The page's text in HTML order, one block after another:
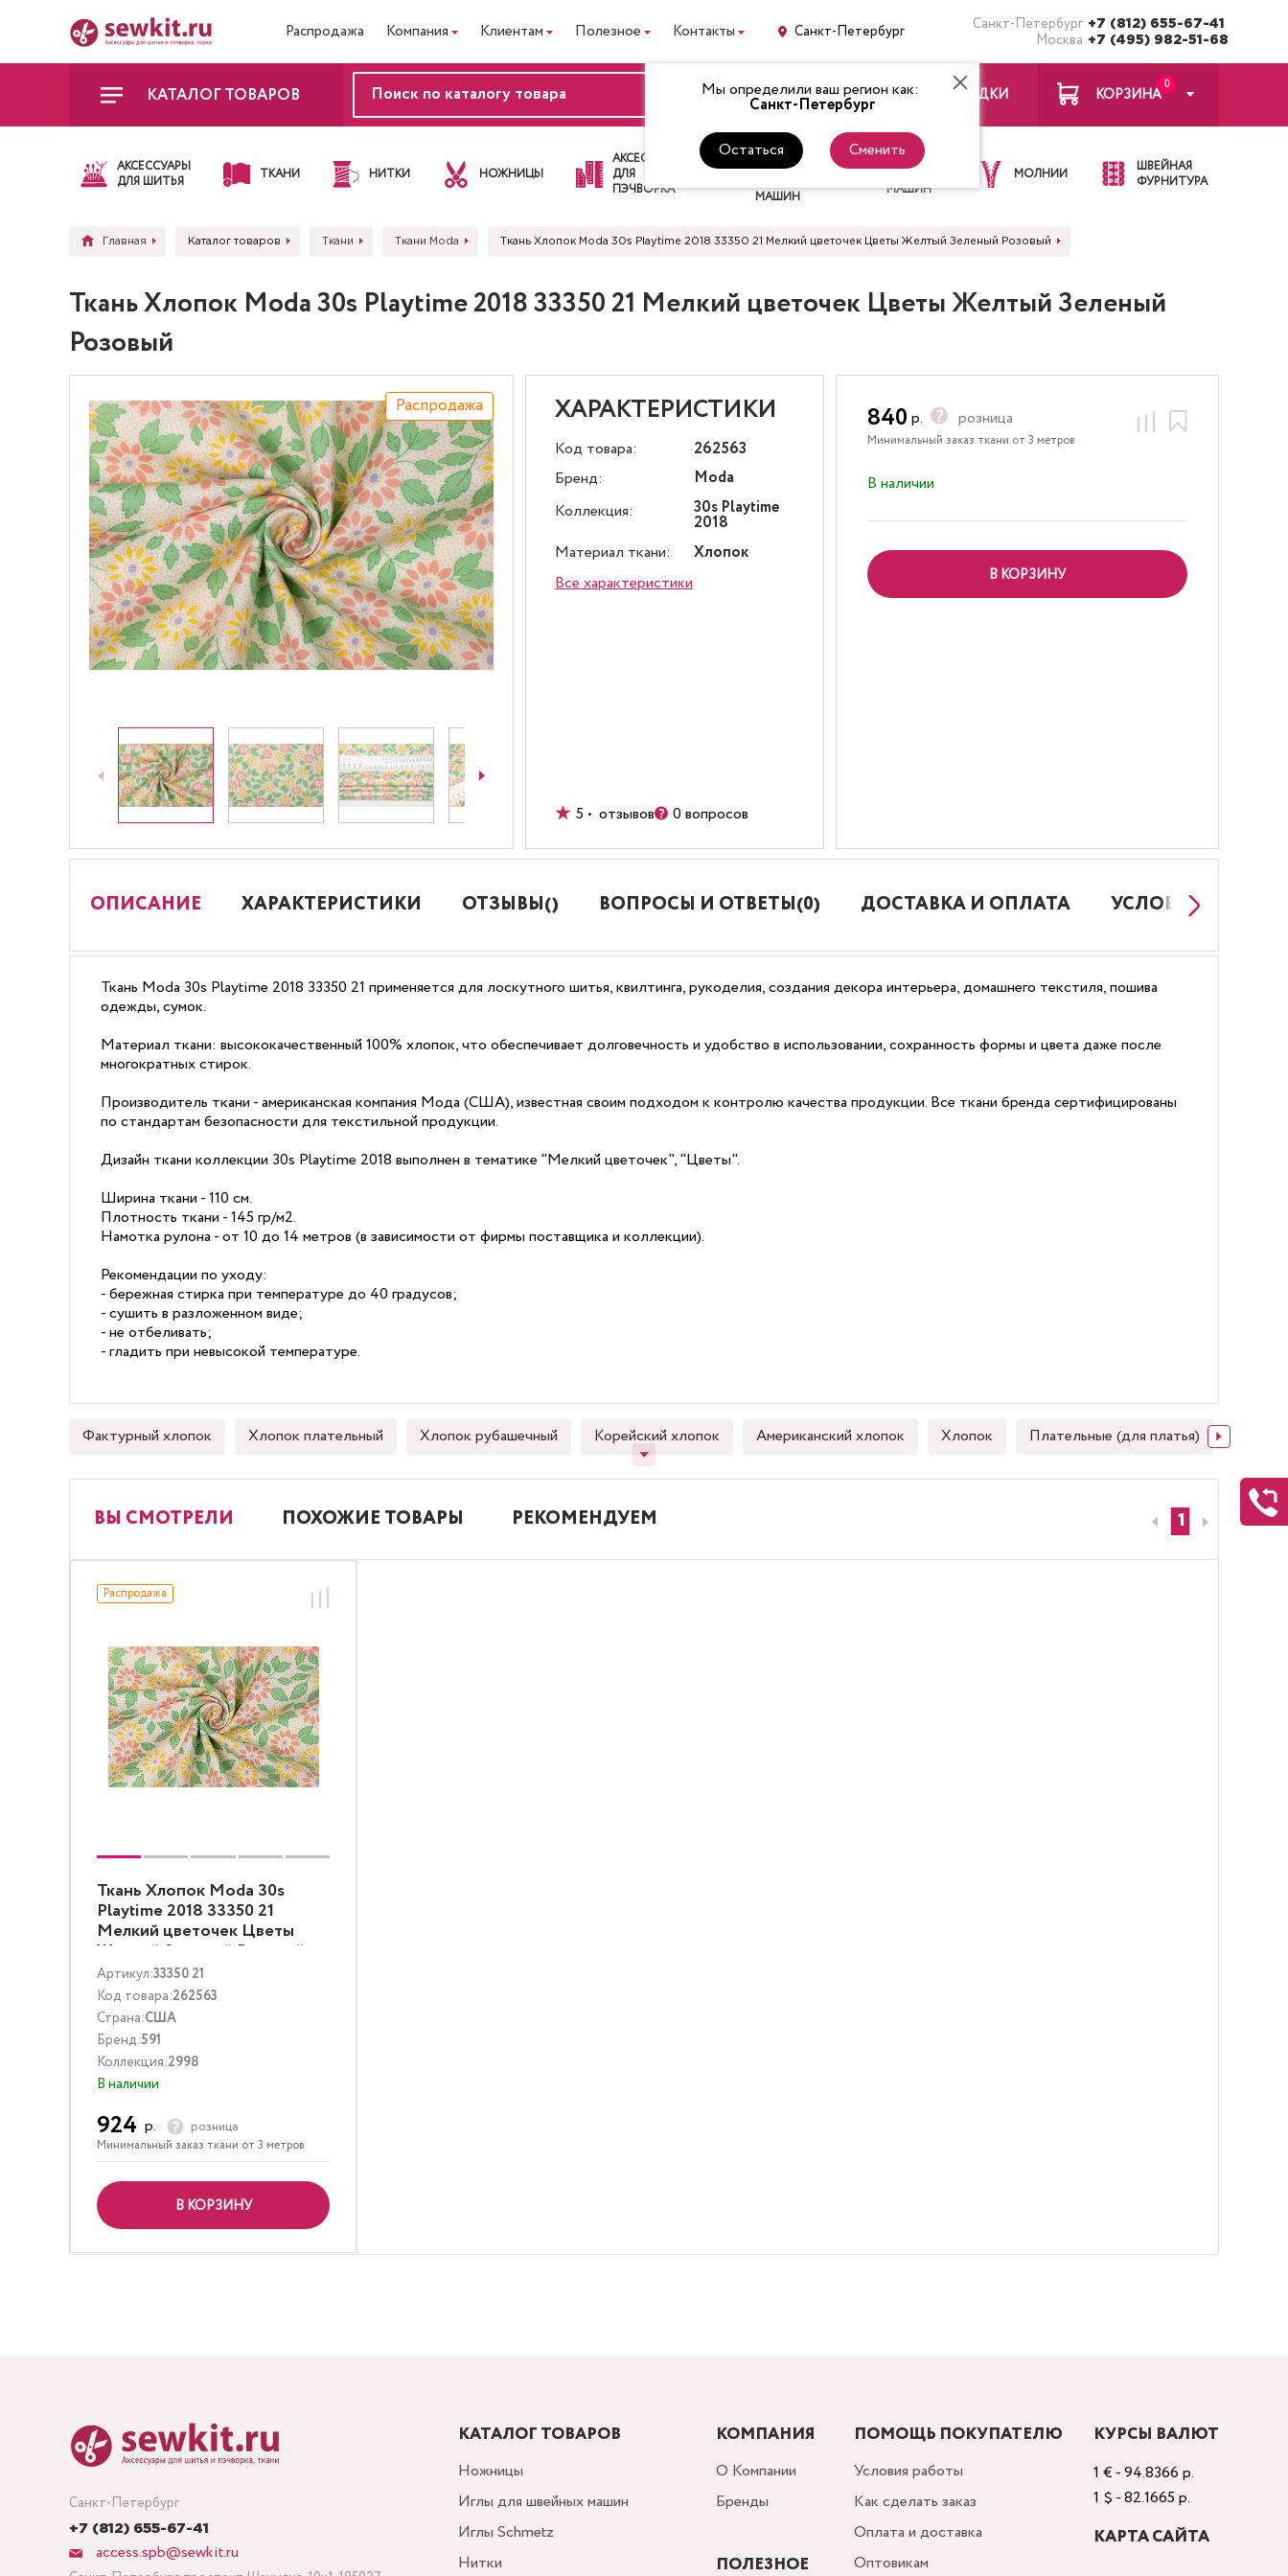
Распродажа Компания Клиентам Полезное Контакты Санкт-Петербург Санкт-Петербург +7 (812) 655-67-41
Москва +7 (495) 982-51-68
Мы определили ваш регион как:
Санкт-Петербург
Остаться Сменить
КАТАЛОГ ТОВАРОВ ВХОД ЗАКЛАДКИ
0
КОРЗИНА
АКСЕССУАРЫ
ДЛЯ ШИТЬЯ
ТКАНИ НИТКИ НОЖНИЦЫ
АКСЕССУАРЫ
ДЛЯ
ПЭЧВОРКА
ЛАПКИ
ДЛЯ
МАШИН
ИГЛЫ ДЛЯ
ШВЕЙНЫХ
МАШИН
МОЛНИИ
ШВЕЙНАЯ
ФУРНИТУРА
Главная Каталог товаров Ткани Ткани Moda Ткань Хлопок Moda 30s Playtime 2018 33350 21 Мелкий цветочек Цветы Желтый Зеленый Розовый
Ткань Хлопок Moda 30s Playtime 2018 33350 21 Мелкий цветочек Цветы Желтый Зеленый
Розовый
Распродажа ХАРАКТЕРИСТИКИ
Код товара:
262563
Бренд:
Moda
Коллекция:
30s Playtime
2018
Материал ткани:
Хлопок
Все характеристики
5 • отзывов 0 вопросов
840 р. розница
Минимальный заказ ткани от 3 метров
В наличии
В КОРЗИНУ
ОПИСАНИЕ ХАРАКТЕРИСТИКИ ОТЗЫВЫ() ВОПРОСЫ И ОТВЕТЫ(0) ДОСТАВКА И ОПЛАТА УСЛОВИЯ РАБОТЫ
Ткань Moda 30s Playtime 2018 33350 21 применяется для лоскутного шитья, квилтинга, рукоделия, создания декора интерьера, домашнего текстиля, пошива
одежды, сумок.
Материал ткани: высококачественный 100% хлопок, что обеспечивает долговечность и удобство в использовании, сохранность формы и цвета даже после
многократных стирок.
Производитель ткани - американская компания Мода (США), известная своим подходом к контролю качества продукции. Все ткани бренда сертифицированы
по стандартам безопасности для текстильной продукции.
Дизайн ткани коллекции 30s Playtime 2018 выполнен в тематике "Мелкий цветочек", "Цветы".
Ширина ткани - 110 см.
Плотность ткани - 145 гр/м2.
Намотка рулона - от 10 до 14 метров (в зависимости от фирмы поставщика и коллекции).
Рекомендации по уходу:
- бережная стирка при температуре до 40 градусов;
- сушить в разложенном виде;
- не отбеливать;
- гладить при невысокой температуре.
Фактурный хлопок Хлопок плательный Хлопок рубашечный Корейский хлопок Американский хлопок Хлопок Плательные (для платья)
ВЫ СМОТРЕЛИ ПОХОЖИЕ ТОВАРЫ РЕКОМЕНДУЕМ
Распродажа
Ткань Хлопок Moda 30s
Playtime 2018 33350 21
Мелкий цветочек Цветы
Желтый Зеленый Розовый
Артикул:33350 21
Код товара:262563
Страна:США
Бренд:591
Коллекция:2998
В наличии
924 р. розница
Минимальный заказ ткани от 3 метров
В КОРЗИНУ
1
Санкт-Петербург
+7 (812) 655-67-41
access.spb@sewkit.ru
КАТАЛОГ ТОВАРОВ
Ножницы
Иглы для швейных машин
Иглы Schmetz
Нитки
КОМПАНИЯ
О Компании
Бренды
ПОЛЕЗНОЕ
ПОМОЩЬ ПОКУПАТЕЛЮ
Условия работы
Как сделать заказ
Оплата и доставка
Оптовикам
КУРСЫ ВАЛЮТ
1 € - 94.8366 р.
1 $ - 82.1665 р.
КАРТА САЙТА